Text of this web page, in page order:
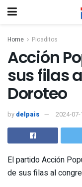
Home Picaditos
Acción
sus filas
Doroteo
by delpais 2024-
El partido Acción
de sus filas al